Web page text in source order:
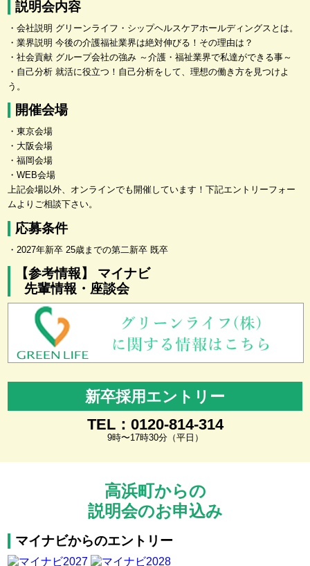
説明会内容
・会社説明 グリーンライフ・シップヘルスケアホールディングスとは。
・業界説明 今後の介護福祉業界は絶対伸びる！その理由は？
・社会貢献 グループ会社の強み ～介護・福祉業界で私達ができる事～
・自己分析 就活に役立つ！自己分析をして、理想の働き方を見つけよ
う。
開催会場
・東京会場
・大阪会場
・福岡会場
・WEB会場
上記会場以外、オンラインでも開催しています！下記エントリーフォー
ムよりご相談下さい。
応募条件
・2027年新卒 25歳までの第二新卒 既卒
【参考情報】 マイナビ
先輩情報・座談会
新卒採用エントリー
TEL：0120-814-314
9時〜17時30分（平日）
高浜町からの
説明会のお申込み
マイナビからのエントリー